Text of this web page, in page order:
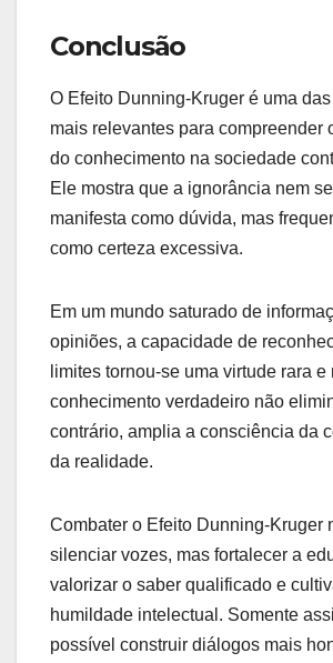
Conclusão
O Efeito Dunning-Kruger é uma
mais relevantes para compreender
do conhecimento na sociedade
Ele mostra que a ignorância nem
manifesta como dúvida, mas
como certeza excessiva.
Em um mundo saturado de
opiniões, a capacidade de
limites tornou-se uma virtude rara
conhecimento verdadeiro não
contrário, amplia a consciência da
da realidade.
Combater o Efeito Dunning-Kruger
silenciar vozes, mas fortalecer a
valorizar o saber qualificado e
humildade intelectual. Somente
possível construir diálogos mais